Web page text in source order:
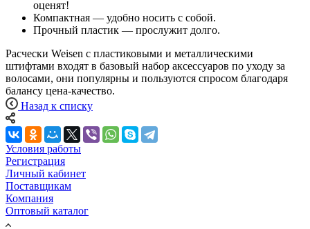
оценят!
Компактная — удобно носить с собой.
Прочный пластик — прослужит долго.
Расчески Weisen с пластиковыми и металлическими
штифтами входят в базовый набор аксессуаров по уходу за
волосами, они популярны и пользуются спросом благодаря
балансу цена-качество.
Назад к списку
Условия работы
Регистрация
Личный кабинет
Поставщикам
Компания
Оптовый каталог